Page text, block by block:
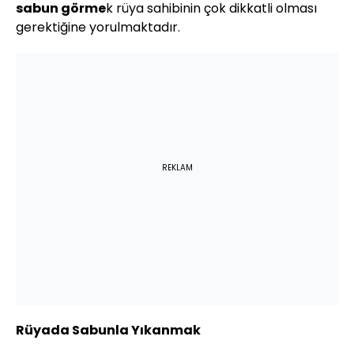
sabun görmek rüya sahibinin çok dikkatli olması
gerektiğine yorulmaktadır.
REKLAM
Rüyada Sabunla Yıkanmak